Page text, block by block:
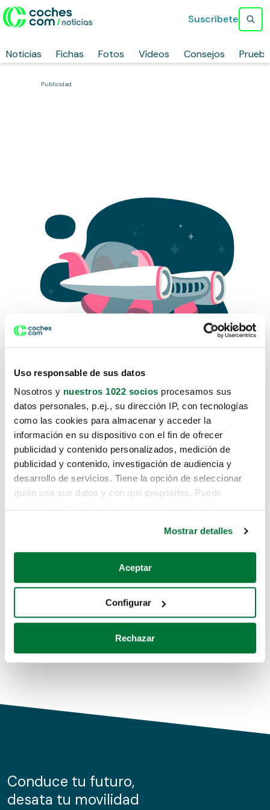
Uso responsable de sus datos
Nosotros y nuestros 1022 socios procesamos sus
datos personales, p.ej., su dirección IP, con tecnologías
como las cookies para almacenar y acceder la
información en su dispositivo con el fin de ofrecer
publicidad y contenido personalizados, medición de
publicidad y contenido, investigación de audiencia y
desarrollo de servicios. Tiene la opción de seleccionar
quién usa sus datos y con qué propósitos. Puede
Si lo permite, también quisiéramos:
Recopilar información sobre su ubicación geográfica
Identificar su dispositivo analizándolo activamente
para buscar características específicas (huellas
Obtenga más información sobre cómo se procesan sus
de cookies.
información sobre el uso que haga del sitio web con
nuestros partners de redes sociales, publicidad y análisis
Mostrar detalles
Aceptar
Configurar
Rechazar
Noticias Fichas Fotos Vídeos Consejos
Suscríbete
Publicidad
Lo sentimos, no sabemos como
te hemos traido hasta aquí.
Pero puedes encontrar el coche que estás
buscando en alguno de estos enlaces:
Coches de segunda mano
Coches de km0
Conduce tu futuro,
desata tu movilidad